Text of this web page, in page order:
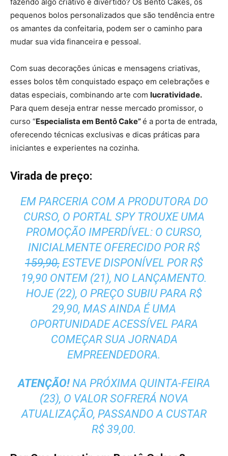
fazendo algo criativo e divertido? Os Bentô Cakes, os
pequenos bolos personalizados que são tendência entre
os amantes da confeitaria, podem ser o caminho para
mudar sua vida financeira e pessoal.
Com suas decorações únicas e mensagens criativas,
esses bolos têm conquistado espaço em celebrações e
datas especiais, combinando arte com lucratividade.
Para quem deseja entrar nesse mercado promissor, o
curso “Especialista em Bentô Cake”é a porta de entrada,
oferecendo técnicas exclusivas e dicas práticas para
iniciantes e experientes na cozinha.
Virada de preço:
EM PARCERIA COM A PRODUTORA DO
CURSO, O PORTAL SPY TROUXE UMA
PROMOÇÃO IMPERDÍVEL: O CURSO,
INICIALMENTE OFERECIDO POR R$
159,90, ESTEVE DISPONÍVEL POR R$
19,90 ONTEM (21), NO LANÇAMENTO.
HOJE (22), O PREÇO SUBIU PARA R$
29,90, MAS AINDA É UMA
OPORTUNIDADE ACESSÍVEL PARA
COMEÇAR SUA JORNADA
EMPREENDEDORA.
ATENÇÃO! NA PRÓXIMA QUINTA-FEIRA
(23), O VALOR SOFRERÁ NOVA
ATUALIZAÇÃO, PASSANDO A CUSTAR
R$ 39,00.